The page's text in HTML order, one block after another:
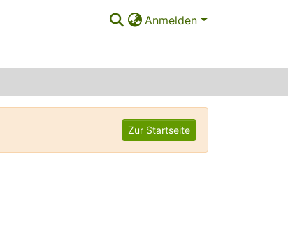
Anmelden
Zur Startseite